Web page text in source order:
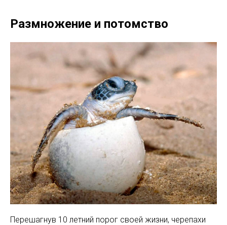
Размножение и потомство
Перешагнув 10 летний порог своей жизни, черепахи